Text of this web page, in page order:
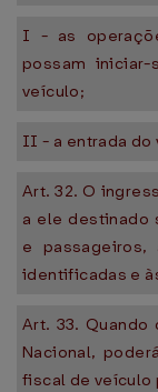
I - as
possam
veículo;
II - a entrada do
Art. 32. O
a ele destinado
e passageiros,
identificadas e
Art. 33. Quando
Nacional,
fiscal de veículo